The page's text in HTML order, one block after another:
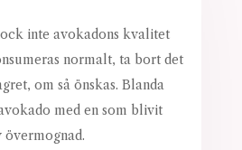
inte avokadons kvalitet
normalt, ta bort det
om så önskas. Blanda
med en som blivit
övermognad.